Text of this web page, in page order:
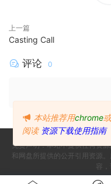
上一篇
Casting Call
评论 0
免责声明：本站不提供任何资
和网盘所提供的公开引用资源
容，
本站推荐用chrome
阅读 资源下载使用指南